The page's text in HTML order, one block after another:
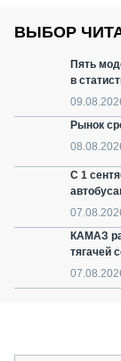
ВЫБОР
Пять
в
Рынок
С 1
КАМАЗ
тягачей